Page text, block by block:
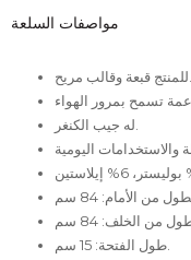
مواصفات السلعة